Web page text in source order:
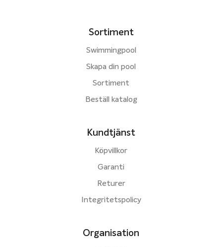
Sortiment
Swimmingpool
Skapa din pool
Sortiment
Beställ katalog
Kundtjänst
Köpvillkor
Garanti
Returer
Integritetspolicy
Organisation